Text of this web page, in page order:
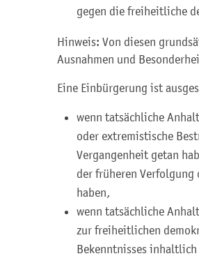
gegen die freiheitliche
Hinweis: Von diesen
Ausnahmen und
Eine Einbürgerung ist
wenn tatsächliche
oder extremistische
Vergangenheit getan
der früheren
haben,
wenn tatsächliche
zur freiheitlichen
Bekenntnisses